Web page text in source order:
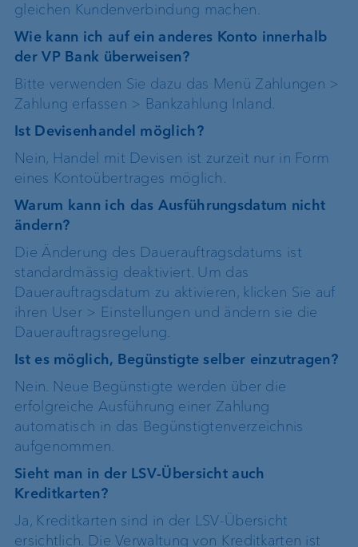
gleichen Kundenverbindung machen.
Wie kann ich auf ein anderes Konto innerhalb
der VP Bank überweisen?
Bitte verwenden Sie dazu das Menü Zahlungen >
Zahlung erfassen > Bankzahlung Inland.
Ist Devisenhandel möglich?
Nein, Handel mit Devisen ist zurzeit nur in Form
eines Kontoübertrages möglich.
Warum kann ich das Ausführungsdatum nicht
ändern?
Die Änderung des Dauerauftragsdatums ist
standardmässig deaktiviert. Um das
Dauerauftragsdatum zu aktivieren, klicken Sie auf
ihren User > Einstellungen und ändern sie die
Dauerauftragsregelung.
Ist es möglich, Begünstigte selber einzutragen?
Nein. Neue Begünstigte werden über die
erfolgreiche Ausführung einer Zahlung
automatisch in das Begünstigtenverzeichnis
aufgenommen.
Sieht man in der LSV-Übersicht auch
Kreditkarten?
Ja, Kreditkarten sind in der LSV-Übersicht
ersichtlich. Die Verwaltung von Kreditkarten ist